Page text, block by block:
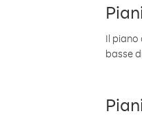
Il
basse